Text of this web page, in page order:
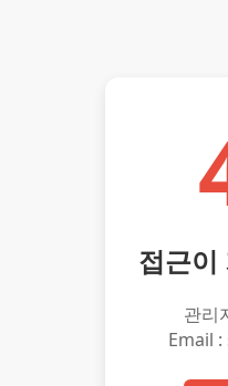
접근이
관리
Email